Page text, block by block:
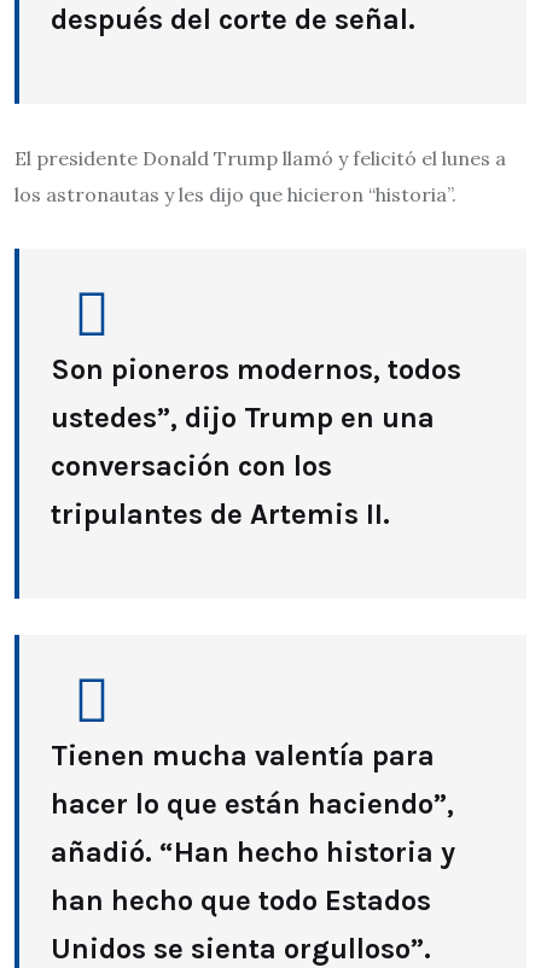
después del corte de señal.
El presidente Donald Trump llamó y felicitó el lunes a
los astronautas y les dijo que hicieron “historia”.
Son pioneros modernos, todos
ustedes”, dijo Trump en una
conversación con los
tripulantes de Artemis II.
Tienen mucha valentía para
hacer lo que están haciendo”,
añadió. “Han hecho historia y
han hecho que todo Estados
Unidos se sienta orgulloso”.